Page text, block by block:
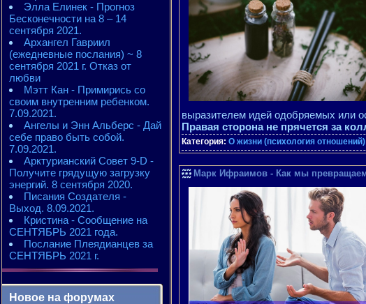
Элла Елинек - Прогноз
Бесконечности на 8 – 14
сентября 2021.
Архангел Гавриил
(ежедневные послания) ~ 8
сентября 2021 г. Отказ от
любви
Мэтт Кан - Примирись со
своим внутренним ребенком.
7.09.2021.
Ангелы и Энн Альберс - Дай
себе право быть собой.
7.09.2021.
Арктурианский Совет 9-D -
Получите грядущую загрузку
энергий. 8 сентября 2020.
Писания Создателя -
Выход. 8.09.2021.
Кристина - Сообщение на
СЕНТЯБРЬ 2021 года.
Послание Плеядианцев за
СЕНТЯБРЬ 2021 г.
Новое на форумах
выразителем идей одобряемых или
Правая сторона не прячется за
Категория: О жизни (психология отношений)
Марк Ифраимов - Как мы